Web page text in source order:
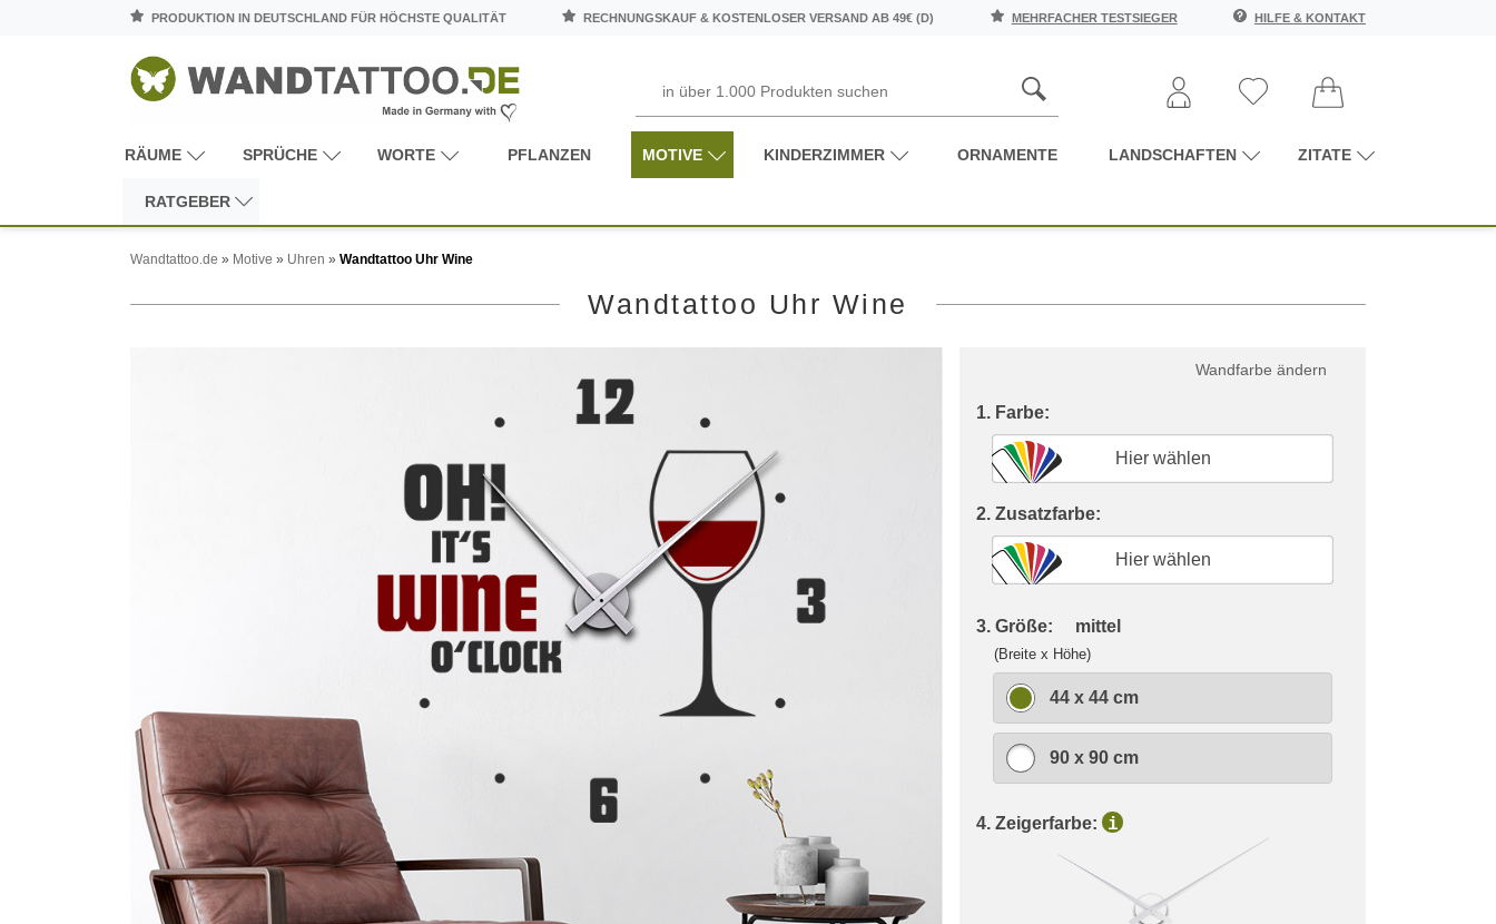
PRODUKTION IN DEUTSCHLAND FÜR HÖCHSTE QUALITÄT RECHNUNGSKAUF & KOSTENLOSER VERSAND AB 49€ (D) MEHRFACHER TESTSIEGER HILFE & KONTAKT
RÄUME SPRÜCHE WORTE PFLANZEN MOTIVE KINDERZIMMER ORNAMENTE LANDSCHAFTEN ZITATE
RATGEBER
Wandtattoo.de » Motive » Uhren » Wandtattoo Uhr Wine
Wandtattoo Uhr Wine
Wandfarbe ändern
1. Farbe:
Hier wählen
2. Zusatzfarbe:
Hier wählen
3. Größe: mittel
(Breite x Höhe)
44 x 44 cm
90 x 90 cm
4. Zeigerfarbe: i